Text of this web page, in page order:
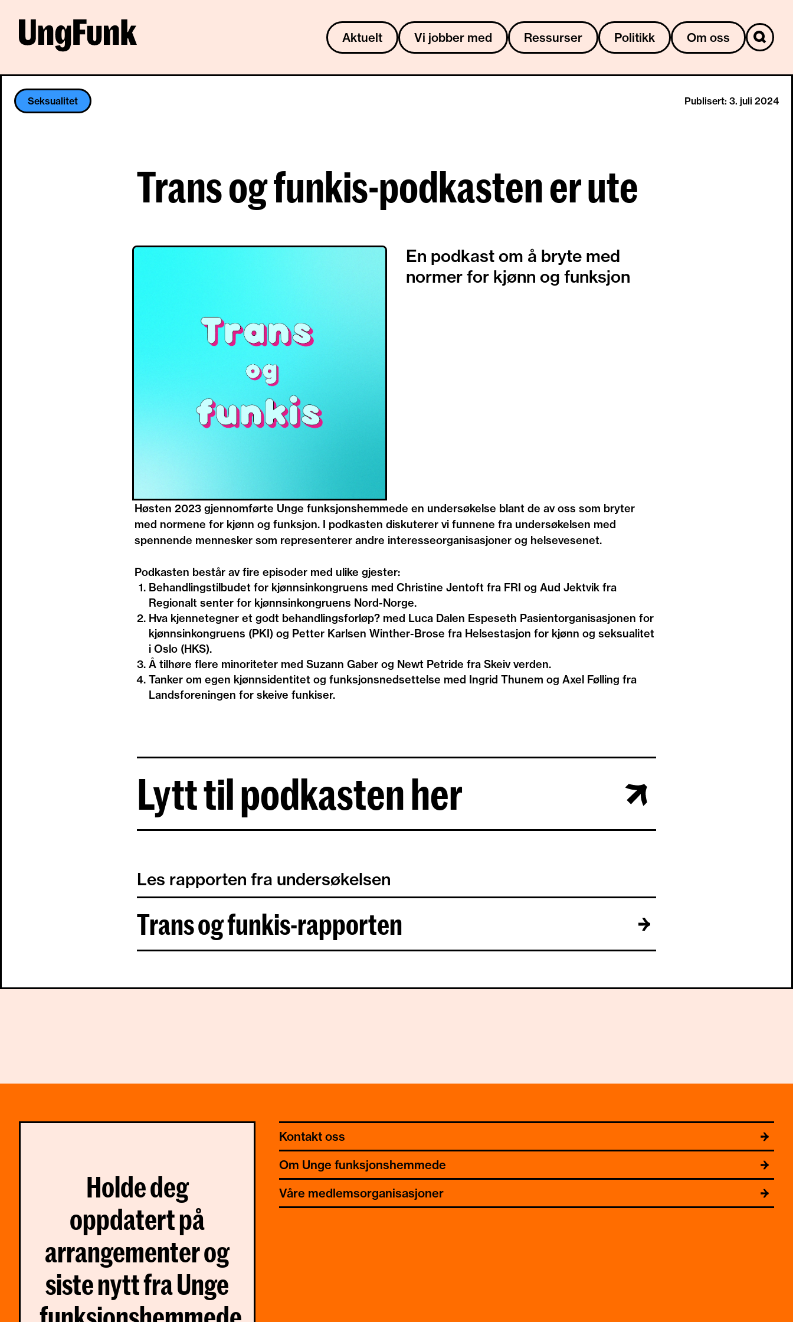
Aktuelt Vi jobber med Ressurser Politikk Om oss
Seksualitet Publisert: 3. juli 2024
Trans og funkis-podkasten er ute
En podkast om å bryte med
normer for kjønn og funksjon
Høsten 2023 gjennomførte Unge funksjonshemmede en undersøkelse blant de av oss som bryter
med normene for kjønn og funksjon. I podkasten diskuterer vi funnene fra undersøkelsen med
spennende mennesker som representerer andre interesseorganisasjoner og helsevesenet.
Podkasten består av fire episoder med ulike gjester:
Behandlingstilbudet for kjønnsinkongruens med Christine Jentoft fra FRI og Aud Jektvik fra
Regionalt senter for kjønnsinkongruens Nord-Norge.
Hva kjennetegner et godt behandlingsforløp? med Luca Dalen Espeseth Pasientorganisasjonen for
kjønnsinkongruens (PKI) og Petter Karlsen Winther-Brose fra Helsestasjon for kjønn og seksualitet
i Oslo (HKS).
Å tilhøre flere minoriteter med Suzann Gaber og Newt Petride fra Skeiv verden.
Tanker om egen kjønnsidentitet og funksjonsnedsettelse med Ingrid Thunem og Axel Følling fra
Landsforeningen for skeive funkiser.
Lytt til podkasten her
Les rapporten fra undersøkelsen
Trans og funkis-rapporten
Holde deg
oppdatert på
arrangementer og
siste nytt fra Unge
Kontakt oss
Om Unge funksjonshemmede
Våre medlemsorganisasjoner